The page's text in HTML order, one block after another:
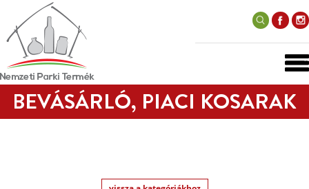
BEVÁSÁRLÓ, PIACI KOSARAK